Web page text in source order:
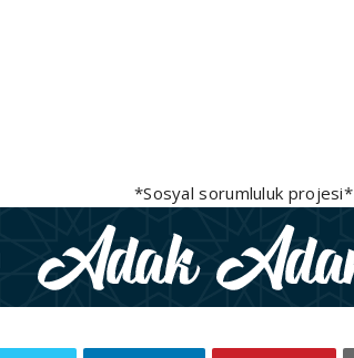
*Sosyal sorumluluk projesi*